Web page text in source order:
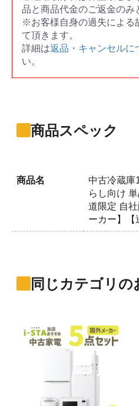
品と商品代金のご返金のみ
※お客様自身の過失による
て頂きます。
詳細は返品・キャンセルに
い。
商品スペック
商品名
中古冷蔵庫
らし向け
道限定 自
ーカー】【
同じカテゴリの